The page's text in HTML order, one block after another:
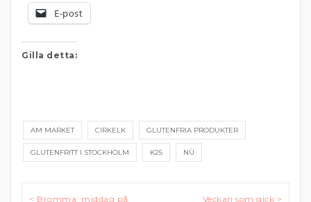
E-post
Gilla detta:
AM MARKET CIRKELK GLUTENFRIA PRODUKTER
GLUTENFRITT I STOCKHOLM K25 NŪ
Inläggsnavigering
< Bromma: middag på Veckan som gick >